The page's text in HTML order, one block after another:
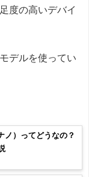
度の高いデバイ
デルを使ってい
）ってどうなの？